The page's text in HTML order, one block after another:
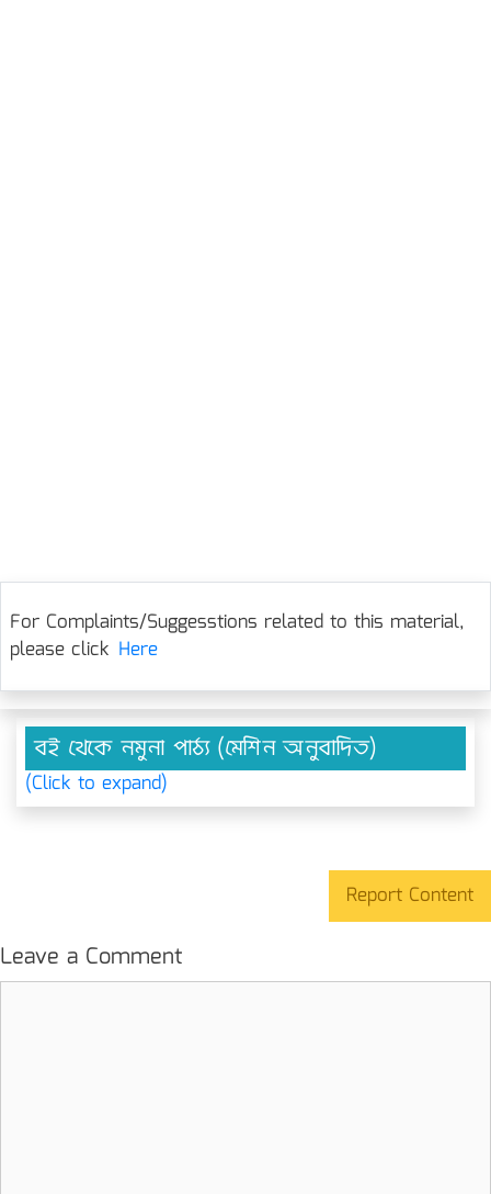
For Complaints/Suggesstions related to this material,
please click Here
বই থেকে নমুনা পাঠ্য (মেশিন অনুবাদিত)
(Click to expand)
Report Content
Leave a Comment